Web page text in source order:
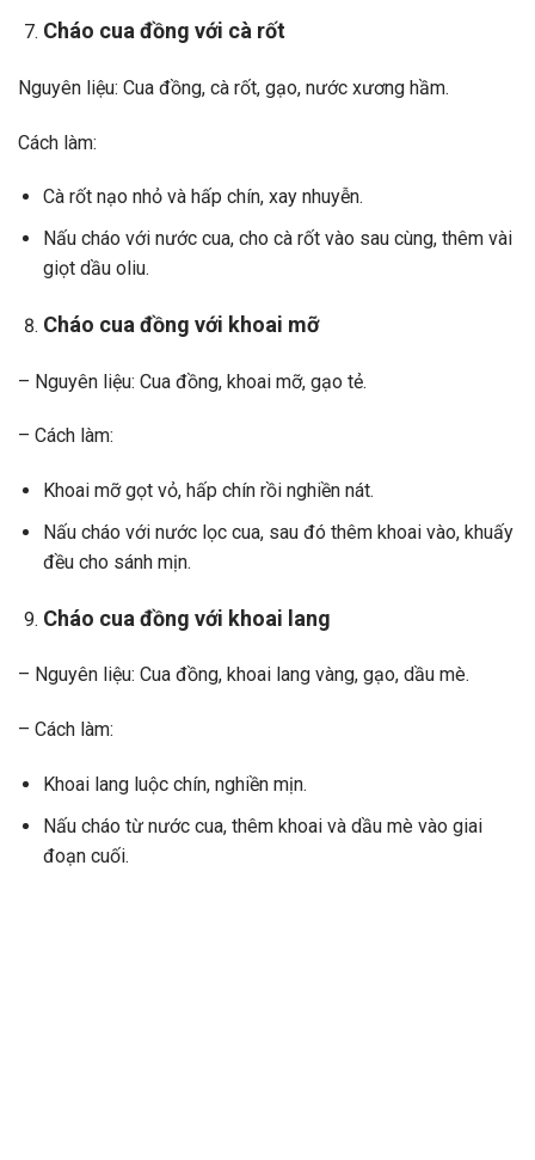
Cháo cua đồng với cà rốt
Nguyên liệu: Cua đồng, cà rốt, gạo, nước xương hầm.
Cách làm:
Cà rốt nạo nhỏ và hấp chín, xay nhuyễn.
Nấu cháo với nước cua, cho cà rốt vào sau cùng, thêm vài
giọt dầu oliu.
Cháo cua đồng với khoai mỡ
– Nguyên liệu: Cua đồng, khoai mỡ, gạo tẻ.
– Cách làm:
Khoai mỡ gọt vỏ, hấp chín rồi nghiền nát.
Nấu cháo với nước lọc cua, sau đó thêm khoai vào, khuấy
đều cho sánh mịn.
Cháo cua đồng với khoai lang
– Nguyên liệu: Cua đồng, khoai lang vàng, gạo, dầu mè.
– Cách làm:
Khoai lang luộc chín, nghiền mịn.
Nấu cháo từ nước cua, thêm khoai và dầu mè vào giai
đoạn cuối.